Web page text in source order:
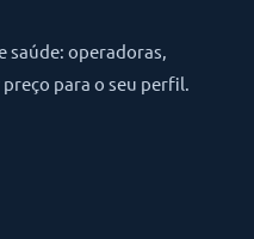
saúde: operadoras,
para o seu perfil.